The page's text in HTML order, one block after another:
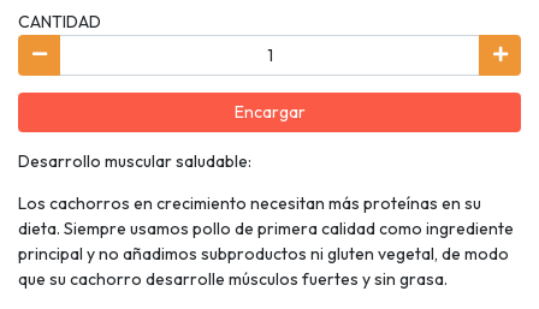
CANTIDAD
Encargar
Desarrollo muscular saludable:
Los cachorros en crecimiento necesitan más proteínas en su
dieta. Siempre usamos pollo de primera calidad como ingrediente
principal y no añadimos subproductos ni gluten vegetal, de modo
que su cachorro desarrolle músculos fuertes y sin grasa.